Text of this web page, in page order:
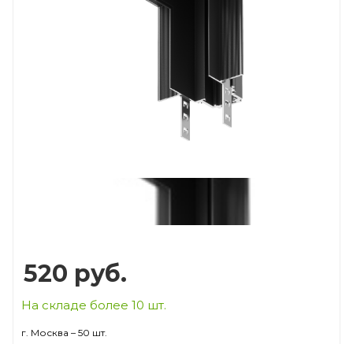
520 руб.
На складе более 10 шт.
г. Москва – 50 шт.